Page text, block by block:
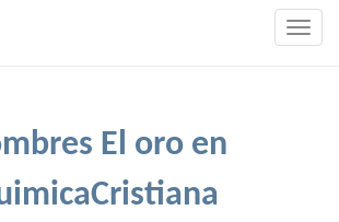
El oro en